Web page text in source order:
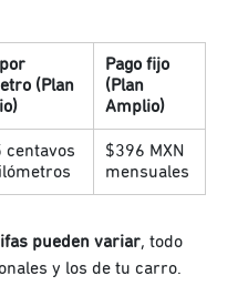
(Plan
Pago fijo
(Plan
Amplio)
centavos
$396 MXN
mensuales
pueden variar, todo
y los de tu carro.